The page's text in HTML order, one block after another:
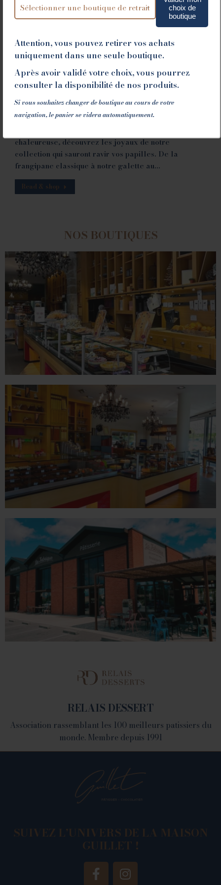
choix de
boutique
Attention, vous pouvez retirer vos achats
uniquement dans une seule boutique.
Après avoir validé votre choix, vous pourrez
consulter la disponibilité de nos produits.
Si vous souhaitez changer de boutique au cours de votre
navigation, le panier se videra automatiquement.
J’aime les Galettes des Rois
Uncategorized 02/01/2024
cette année 2024 ? L’hiver apporte avec lui une
tradition gourmande incontournable : la dégustation
chaleureuse, découvrez les joyaux de notre
collection qui sauront ravir vos papilles. De la
frangipane classique à notre galette au…
Read & shop
NOS BOUTIQUES
ROMANS
78 place Jean Jaurès - 26100 Romans sur Isère
Tél. 04 75 02 26 80
VALENCE
1 place du Champ de Mars - 26000 Valence
Tél. 04 75 60 90 28
1082 Chemin de Devienne - 26100 Romans sur Isère
RELAIS DESSERT
Association rassemblant les 100 meilleurs patissiers du
monde. Membre depuis 1991
SUIVEZ L’UNIVERS DE LA MAISON
GUILLET !